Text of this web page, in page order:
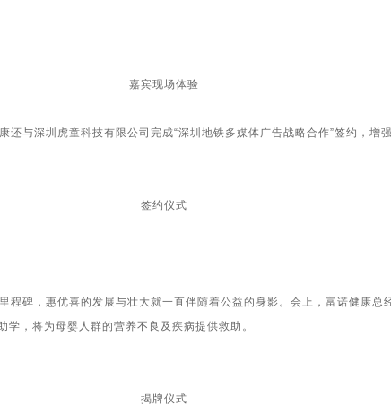
嘉宾现场体验
深圳虎童科技有限公司完成“深圳地铁多媒体广告战略合作”签约，增强
签约仪式
，惠优喜的发展与壮大就一直伴随着公益的身影。会上，富诺健康总
，将为母婴人群的营养不良及疾病提供救助。
揭牌仪式